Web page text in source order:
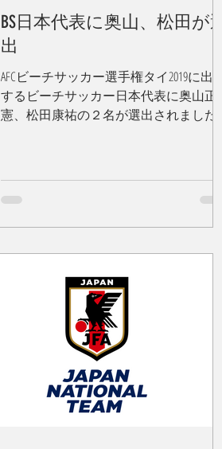
BS日本代表に奥山、松田が選
出
AFCビーチサッカー選手権タイ2019に出場
するビーチサッカー日本代表に奥山正
憲、松田康祐の２名が選出されました。